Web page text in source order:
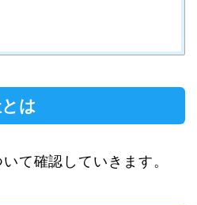
は
て確認していきます。